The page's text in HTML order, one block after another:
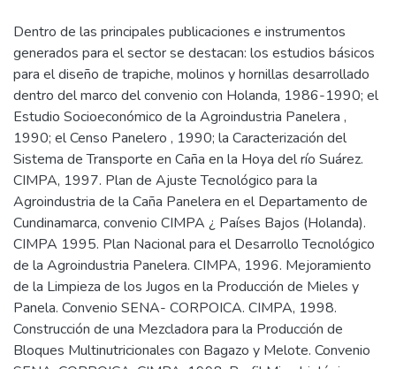
Dentro de las principales publicaciones e instrumentos
generados para el sector se destacan: los estudios básicos
para el diseño de trapiche, molinos y hornillas desarrollado
dentro del marco del convenio con Holanda, 1986-1990; el
Estudio Socioeconómico de la Agroindustria Panelera ,
1990; el Censo Panelero , 1990; la Caracterización del
Sistema de Transporte en Caña en la Hoya del río Suárez.
CIMPA, 1997. Plan de Ajuste Tecnológico para la
Agroindustria de la Caña Panelera en el Departamento de
Cundinamarca, convenio CIMPA ¿ Países Bajos (Holanda).
CIMPA 1995. Plan Nacional para el Desarrollo Tecnológico
de la Agroindustria Panelera. CIMPA, 1996. Mejoramiento
de la Limpieza de los Jugos en la Producción de Mieles y
Panela. Convenio SENA- CORPOICA. CIMPA, 1998.
Construcción de una Mezcladora para la Producción de
Bloques Multinutricionales con Bagazo y Melote. Convenio